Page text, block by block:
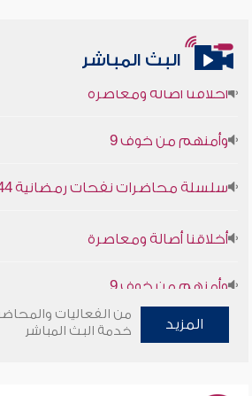
البث المباشر
أخلاقنا أصالة ومعاصرة
سلسلة محاضرات نفحات رمضانية 1444هـ
المزيد
من الفعاليات
خدمة البث المباشر